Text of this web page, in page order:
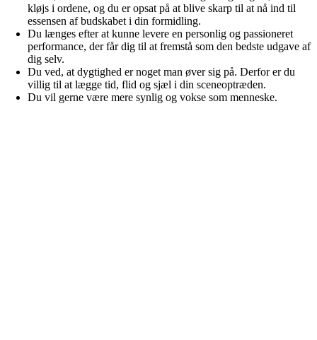
kløjs i ordene, og du er opsat på at blive skarp til at nå ind til
essensen af budskabet i din formidling.
Du længes efter at kunne levere en personlig og passioneret
performance, der får dig til at fremstå som den bedste udgave af
dig selv.
Du ved, at dygtighed er noget man øver sig på. Derfor er du
villig til at lægge tid, flid og sjæl i din sceneoptræden.
Du vil gerne være mere synlig og vokse som menneske.